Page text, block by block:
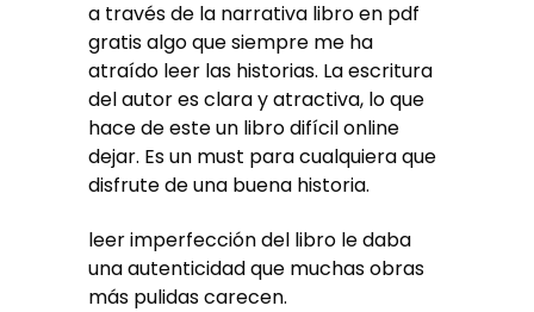
a través de la narrativa libro en pdf
gratis algo que siempre me ha
atraído leer las historias. La escritura
del autor es clara y atractiva, lo que
hace de este un libro difícil online
dejar. Es un must para cualquiera que
disfrute de una buena historia.
leer imperfección del libro le daba
una autenticidad que muchas obras
más pulidas carecen.